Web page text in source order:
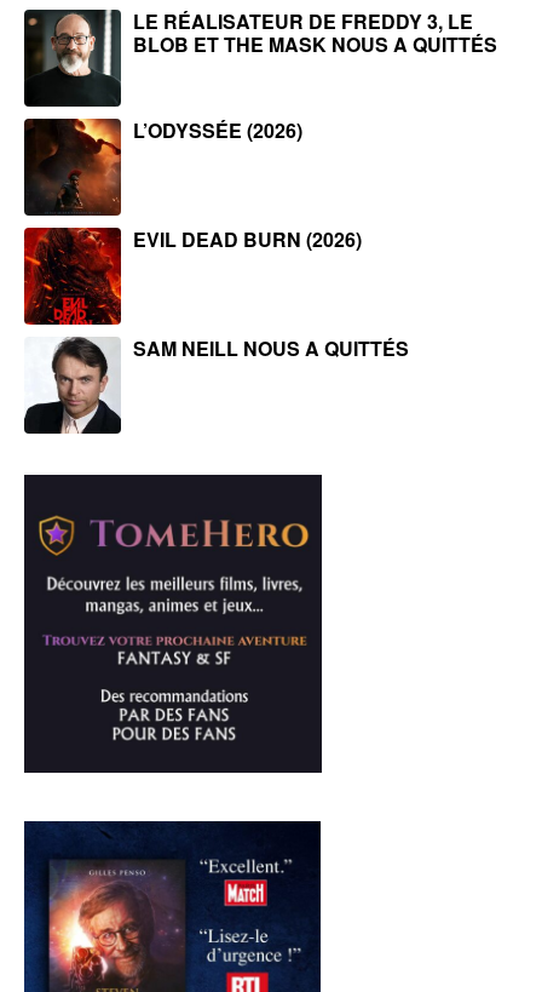
LE RÉALISATEUR DE FREDDY 3, LE
BLOB ET THE MASK NOUS A QUITTÉS
L’ODYSSÉE (2026)
EVIL DEAD BURN (2026)
SAM NEILL NOUS A QUITTÉS